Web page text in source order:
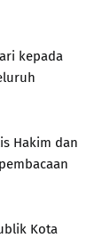
kepada
Hakim dan
Kota